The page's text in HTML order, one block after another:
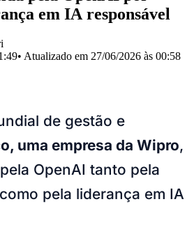
CentroChácaras MarcoCidades da
Maria Cristina Jardim Maria Helena
PaulistaJardim Reginalice
São SilvestreJardim SilveiraJardim
Nova AldeinhaOsasco Parque dos
Parque Santa Luzia Parque VianaPirapora
Santana de
Vale do SolVila BarrosVila Boa VistaVila
Vila Márcia
Vila Nossa Sra. da
em IA responsável
• Atualizado em 27/06/2026 às 00:58
de gestão e
uma empresa da Wipro,
OpenAI tanto pela
pela liderança em IA